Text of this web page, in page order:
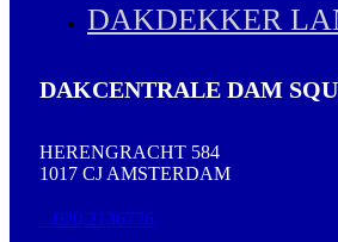
DAKDEKKER
DAKCENTRALE DAM
HERENGRACHT 584
1017 CJ AMSTERDAM
020 2136776